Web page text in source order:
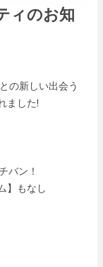
ィのお知
の新しい出会う
ました!
バン！
】もなし